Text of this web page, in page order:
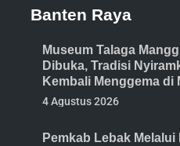
Banten Raya
Museum Talaga
Dibuka, Tradisi
Kembali Menggema di
4 Agustus 2026
Pemkab Lebak